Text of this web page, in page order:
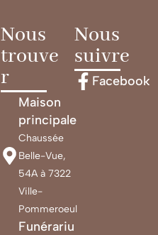
Nous
trouve
r
Maison
principale
Chaussée
Belle-Vue,
54A à 7322
Ville-
Pommeroeul
Funérariu
Nous
suivre
Facebook